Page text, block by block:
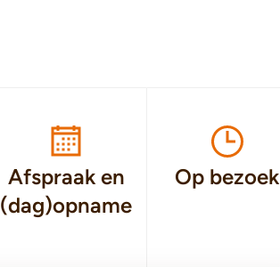
Afspraak en
(dag)opname
Op bezoek